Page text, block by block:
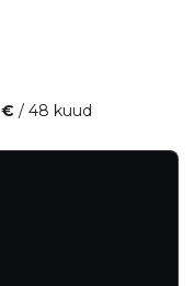
€ / 48 kuud